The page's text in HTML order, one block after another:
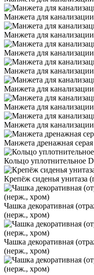
Манжета для
Манжета для
Манжета для
Манжета для
Манжета для
Манжета для
Манжета для
Манжета дренажная
Кольцо уплотнительное
Крепёж сиденья унитаза
Чашка декоративная
(нерж., хром)
Чашка декоративная
(нерж., хром)